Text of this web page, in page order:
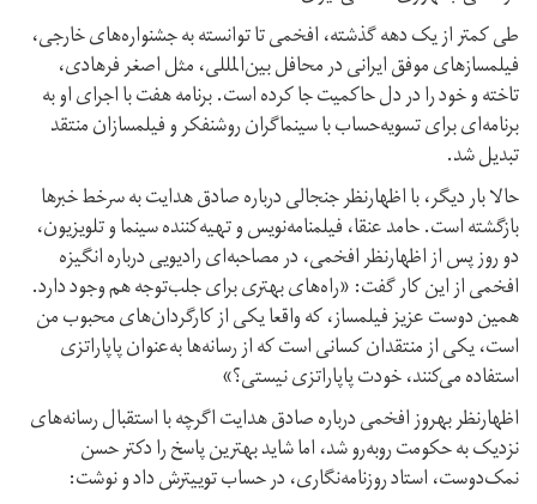
طی کمتر از یک دهه گذشته، افخمی تا توانسته به جشنواره‌های خارجی،
فیلمسازهای موفق ایرانی در محافل بین‌المللی، مثل اصغر فرهادی،
تاخته و خود را در دل حاکمیت جا کرده است. برنامه هفت با اجرای او به
برنامه‌ای برای تسویه‌حساب با سینماگران روشنفکر و فیلمسازان منتقد
تبدیل شد.
حالا بار دیگر، با اظهارنظر جنجالی درباره صادق هدایت به سرخط خبرها
بازگشته است. حامد عنقا، فیلمنامه‌نویس و تهیه‌کننده سینما و تلویزیون،
دو روز پس از اظهار‌نظر افخمی، در مصاحبه‌ای رادیویی درباره انگیزه
افخمی از این کار گفت: «راه‌های بهتری برای جلب‌توجه هم وجود دارد.
همین دوست عزیز فیلمساز، که واقعا یکی از کارگردان‌های محبوب من
است، یکی از منتقدان کسانی است که از رسانه‌ها به‌عنوان پاپاراتزی
استفاده می‌کنند، خودت پاپاراتزی نیستی؟»
اظهارنظر بهروز افخمی درباره صادق هدایت اگرچه با استقبال رسانه‌های
نزدیک به حکومت روبه‌رو شد، اما شاید بهترین پاسخ را دکتر حسن
نمک‌دوست، استاد روزنامه‌نگاری، در حساب توییترش داد و نوشت: